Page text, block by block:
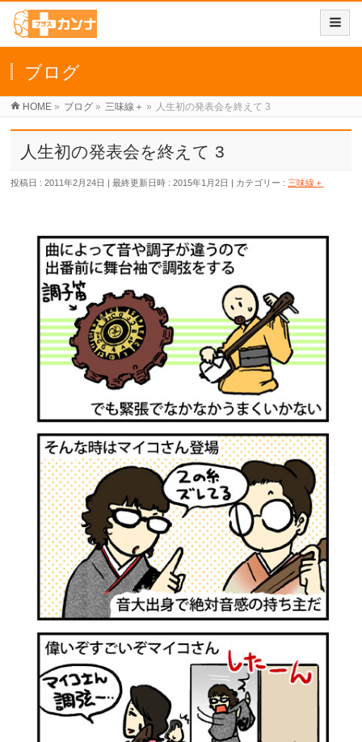
ブログ
HOME » ブログ » 三味線＋ » 人生初の発表会を終えて 3
人生初の発表会を終えて 3
投稿日 : 2011年2月24日 最終更新日時 : 2015年1月2日 カテゴリー : 三味線＋